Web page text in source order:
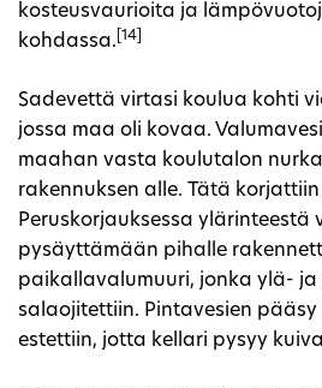
kosteusvaurioita ja
kohdassa. [14]
Sadevettä virtasi koulua kohti
jossa maa oli kovaa.
maahan vasta koulutalon
rakennuksen alle. Tätä
Peruskorjauksessa ylärinteestä
pysäyttämään pihalle
paikallavalumuuri, jonka ylä-
salaojitettiin. Pintavesien
estettiin, jotta kellari pysyy